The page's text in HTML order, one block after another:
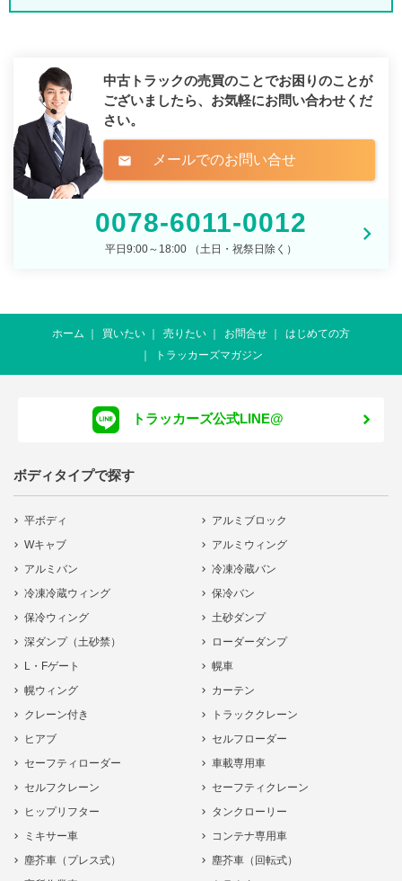
中古トラックの売買のことでお困りのことが
ございましたら、 お気軽にお問い合わせくだ
さい。
mail メールでのお問い合せ
0078-6011-0012
平日9:00～18:00 （土日・祝祭日除く）
ホーム 買いたい 売りたい お問合せ
はじめての方
トラッカーズマガジン
トラッカーズ公式LINE@
ボディタイプで探す
平ボディ
アルミブロック
Wキャブ
アルミウィング
アルミバン
冷凍冷蔵バン
冷凍冷蔵ウィング
保冷バン
保冷ウィング
土砂ダンプ
深ダンプ（土砂禁）
ローダーダンプ
L・Fゲート
幌車
幌ウィング
カーテン
クレーン付き
トラッククレーン
ヒアブ
セルフローダー
セーフティローダー
車載専用車
セルフクレーン
セーフティクレーン
ヒップリフター
タンクローリー
ミキサー車
コンテナ専用車
塵芥車（プレス式）
塵芥車（回転式）